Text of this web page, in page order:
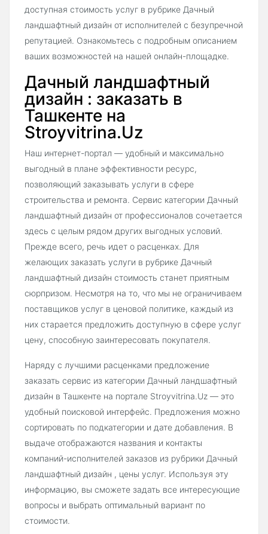
доступная стоимость услуг в рубрике Дачный
ландшафтный дизайн от исполнителей с безупречной
репутацией. Ознакомьтесь с подробным описанием
ваших возможностей на нашей онлайн-площадке.
Дачный ландшафтный
дизайн : заказать в
Ташкенте на
Stroyvitrina.Uz
Наш интернет-портал — удобный и максимально
выгодный в плане эффективности ресурс,
позволяющий заказывать услуги в сфере
строительства и ремонта. Сервис категории Дачный
ландшафтный дизайн от профессионалов сочетается
здесь с целым рядом других выгодных условий.
Прежде всего, речь идет о расценках. Для
желающих заказать услуги в рубрике Дачный
ландшафтный дизайн стоимость станет приятным
сюрпризом. Несмотря на то, что мы не ограничиваем
поставщиков услуг в ценовой политике, каждый из
них старается предложить доступную в сфере услуг
цену, способную заинтересовать покупателя.
Наряду с лучшими расценками предложение
заказать сервис из категории Дачный ландшафтный
дизайн в Ташкенте на портале Stroyvitrina.Uz — это
удобный поисковой интерфейс. Предложения можно
сортировать по подкатегории и дате добавления. В
выдаче отображаются названия и контакты
компаний-исполнителей заказов из рубрики Дачный
ландшафтный дизайн , цены услуг. Используя эту
информацию, вы сможете задать все интересующие
вопросы и выбрать оптимальный вариант по
стоимости.